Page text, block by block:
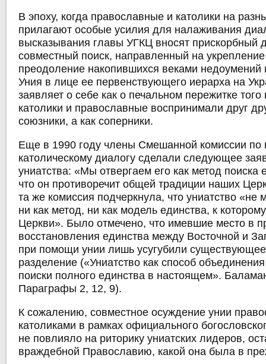
В эпоху, когда православные и католики на
прилагают особые усилия для налаживания
высказывания главы УГКЦ вносят прискорбный
совместный поиск, направленный на
преодоление накопившихся веками недоумений
Уния в лице ее первенствующего иерарха на
заявляет о себе как о печальном пережитке
католики и православные воспринимали друг
союзники, а как соперники.
Еще в 1990 году члены Смешанной комиссии по
католическому диалогу сделали следующее
униатства: «Мы отвергаем его как метод поиска
что он противоречит общей традиции наших
та же комиссия подчеркнула, что униатство «не
ни как метод, ни как модель единства, к
Церкви». Было отмечено, что имевшие место в
восстановления единства между Восточной и
при помощи унии лишь усугубили
разделение («Униатство как способ
поиски полного единства в настоящем».
Параграфы 2, 12, 9).
К сожалению, совместное осуждение унии
католиками в рамках официального
не повлияло на риторику униатских лидеров,
враждебной Православию, какой она была в